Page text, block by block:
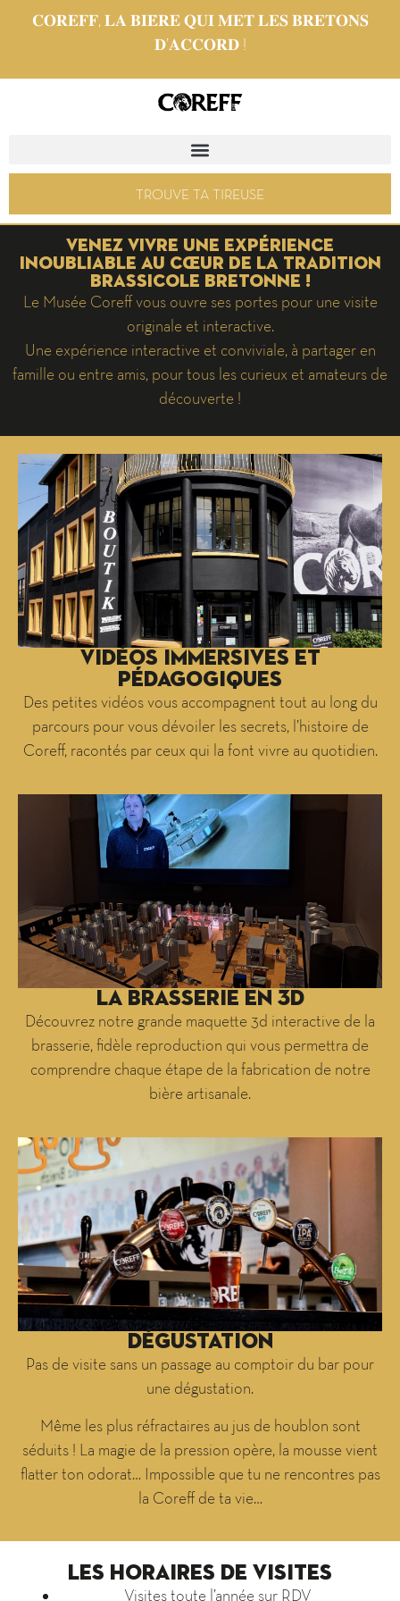
𝐂𝐎𝐑𝐄𝐅𝐅, 𝐋𝐀 𝐁𝐈𝐄̀𝐑𝐄 𝐐𝐔𝐈 𝐌𝐄𝐓 𝐋𝐄𝐒 𝐁𝐑𝐄𝐓𝐎𝐍𝐒
𝐃’𝐀𝐂𝐂𝐎𝐑𝐃 !
TROUVE TA TIREUSE
Venez vivre une expérience
inoubliable au cœur de la tradition
brassicole bretonne !
Le Musée Coreff vous ouvre ses portes pour une visite
originale et interactive.
Une expérience interactive et conviviale, à partager en
famille ou entre amis, pour tous les curieux et amateurs de
découverte !
Vidéos immersives et
pÉdagogiques
Des petites vidéos vous accompagnent tout au long du
parcours pour vous dévoiler les secrets, l’histoire de
Coreff, racontés par ceux qui la font vivre au quotidien.
La BRASSERIE EN 3D
Découvrez notre grande maquette 3d interactive de la
brasserie, fidèle reproduction qui vous permettra de
comprendre chaque étape de la fabrication de notre
bière artisanale.
Dégustation
Pas de visite sans un passage au comptoir du bar pour
une dégustation.
Même les plus réfractaires au jus de houblon sont
séduits ! La magie de la pression opère, la mousse vient
flatter ton odorat… Impossible que tu ne rencontres pas
la Coreff de ta vie…
LES HORAIRES DE VISITES
Visites toute l’année sur RDV